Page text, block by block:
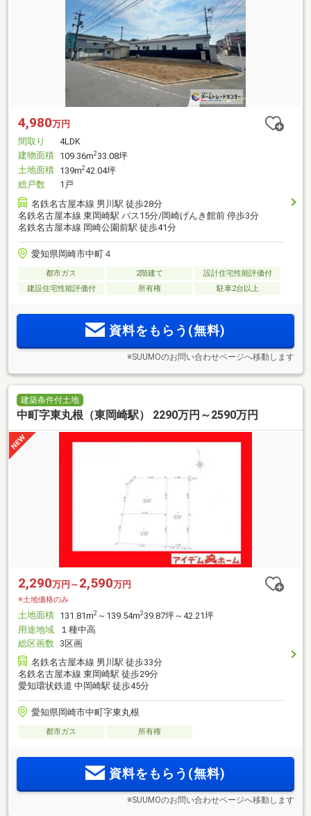
4,980万円
間取り
4LDK
建物面積 109.36m233.08坪
土地面積 139m242.04坪
総戸数
1戸
名鉄名古屋本線 男川駅 徒歩28分
名鉄名古屋本線 東岡崎駅 バス15分/岡崎げんき館前 停歩3分
名鉄名古屋本線 岡崎公園前駅 徒歩41分
愛知県岡崎市中町４
都市ガス 2階建て
設計住宅性能評価付
建設住宅性能評価付
所有権 駐車2台以上
資料をもらう(無料)
※SUUMOのお問い合わせページへ移動します
建築条件付土地
中町字東丸根（東岡崎駅） 2290万円～2590万円
2,290万円～ 2,590万円
※土地価格のみ
土地面積 131.81m2 ～139.54m2 39.87坪～42.21坪
用途地域
１種中高
総区画数 3区画
名鉄名古屋本線 男川駅 徒歩33分
名鉄名古屋本線 東岡崎駅 徒歩29分
愛知環状鉄道 中岡崎駅 徒歩45分
愛知県岡崎市中町字東丸根
都市ガス 所有権
資料をもらう(無料)
※SUUMOのお問い合わせページへ移動します